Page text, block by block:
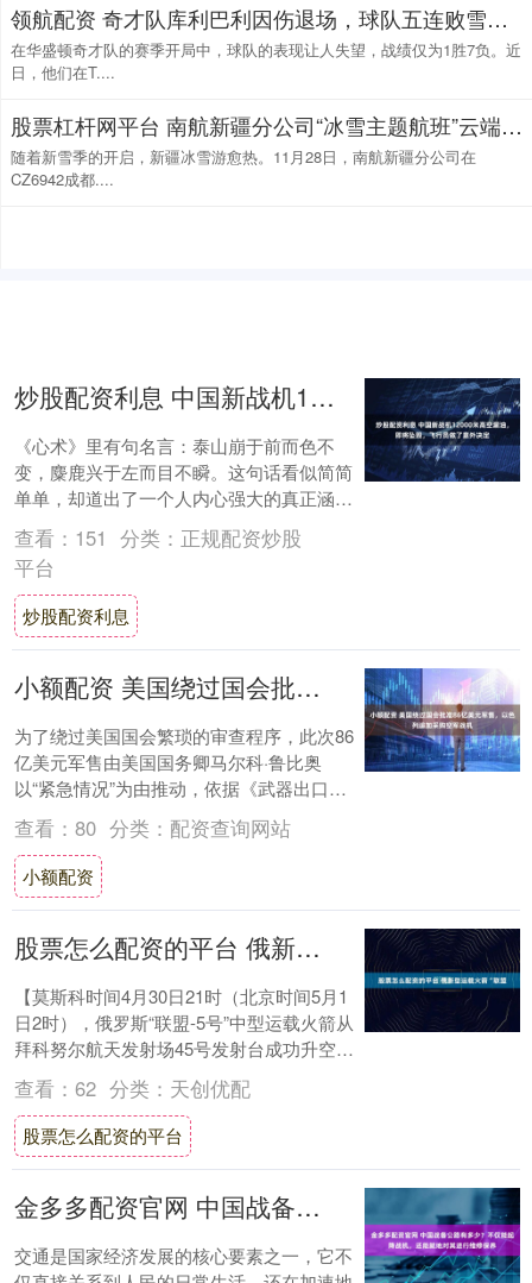
领航配资 奇才队库利巴利因伤退场，球队五连败雪上加霜
在华盛顿奇才队的赛季开局中，球队的表现让人失望，战绩仅为1胜7负。近
日，他们在T....
股票杠杆网平台 南航新疆分公司“冰雪主题航班”云端迎客，助力新疆冬季旅游“热”起来
随着新雪季的开启，新疆冰雪游愈热。11月28日，南航新疆分公司在
CZ6942成都....
炒股配资利息 中国新战机12000米高空漏油，即将坠毁，飞行员做了意外决定
《心术》里有句名言：泰山崩于前而色不
变，麋鹿兴于左而目不瞬。这句话看似简简
单单，却道出了一个人内心强大的真正涵
义。对于一个国家而言，军事力量的重要性
不言而喻。一....
查看： 151 分类： 正规配资炒股
平台
炒股配资利息
小额配资 美国绕过国会批准86亿美元军售，以色列追加采购空军战机
为了绕过美国国会繁琐的审查程序，此次86
亿美元军售由美国国务卿马尔科·鲁比奥
以“紧急情况”为由推动，依据《武器出口管
制法》的例外条款快速推进。 据半岛电视
台、路....
查看： 80 分类： 配资查询网站
小额配资
股票怎么配资的平台 俄新型运载火箭“联盟
【莫斯科时间4月30日21时（北京时间5月1
日2时），俄罗斯“联盟-5号”中型运载火箭从
拜科努尔航天发射场45号发射台成功升空，
这是该型火箭的首次飞行设计测试。....
查看： 62 分类： 天创优配
股票怎么配资的平台
金多多配资官网 中国战备公路有多少？不仅能起降战机，还能就地对其进行维修保养
交通是国家经济发展的核心要素之一，它不